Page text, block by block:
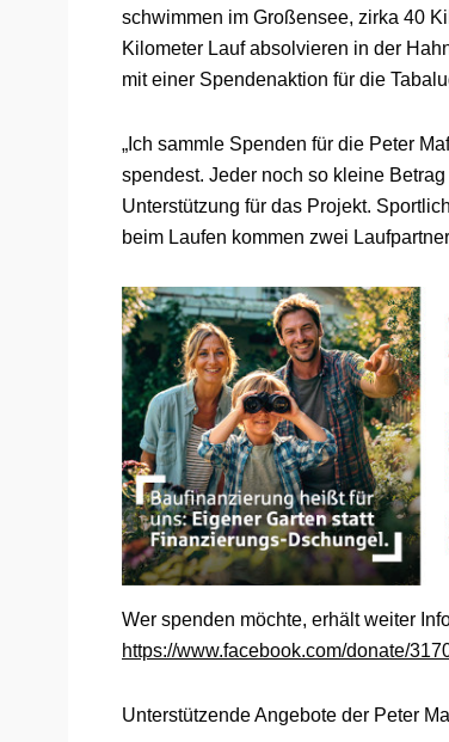
schwimmen im Großensee, zirka 40
Kilometer Lauf absolvieren in der
mit einer Spendenaktion für die
„Ich sammle Spenden für die Peter
spendest. Jeder noch so kleine
Unterstützung für das Projekt.
beim Laufen kommen zwei
Wer spenden möchte, erhält weiter
https://www.facebook.com/donate/
Unterstützende Angebote der Peter